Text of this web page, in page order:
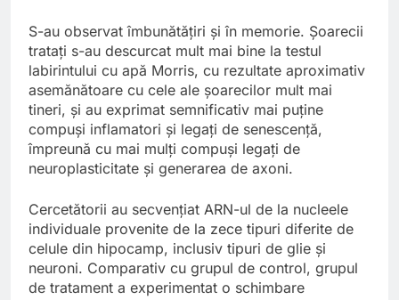
S-au observat îmbunătățiri și în memorie. Șoarecii
tratați s-au descurcat mult mai bine la testul
labirintului cu apă Morris, cu rezultate aproximativ
asemănătoare cu cele ale șoarecilor mult mai
tineri, și au exprimat semnificativ mai puține
compuși inflamatori și legați de senescență,
împreună cu mai mulți compuși legați de
neuroplasticitate și generarea de axoni.
Cercetătorii au secvențiat ARN-ul de la nucleele
individuale provenite de la zece tipuri diferite de
celule din hipocamp, inclusiv tipuri de glie și
neuroni. Comparativ cu grupul de control, grupul
de tratament a experimentat o schimbare